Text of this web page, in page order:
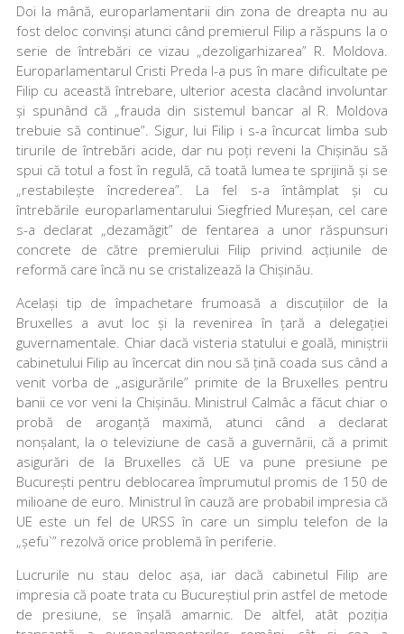
Doi la mână, europarlamentarii din zona de dreapta nu au
fost deloc convinși atunci când premierul Filip a răspuns la o
serie de întrebări ce vizau „dezoligarhizarea” R. Moldova.
Europarlamentarul Cristi Preda l-­a pus în mare dificultate pe
Filip cu această întrebare, ulterior acesta clacând involuntar
și spunând că „frauda din sistemul bancar al R. Moldova
trebuie să continue”. Sigur, lui Filip i s­-a încurcat limba sub
tirurile de întrebări acide, dar nu poți reveni la Chișinău să
spui că totul a fost în regulă, că toată lumea te sprijină și se
„restabilește încrederea”. La fel s-­a întâmplat și cu
întrebările europarlamentarului Siegfried Mureșan, cel care
s-­a declarat „dezamăgit” de fentarea a unor răspunsuri
concrete de către premierului Filip privind acțiunile de
reformă care încă nu se cristalizează la Chișinău.
Același tip de împachetare frumoasă a discuțiilor de la
Bruxelles a avut loc și la revenirea în țară a delegației
guvernamentale. Chiar dacă visteria statului e goală, miniștrii
cabinetului Filip au încercat din nou să țină coada sus când a
venit vorba de „asigurările” primite de la Bruxelles pentru
banii ce vor veni la Chișinău. Ministrul Calmâc a făcut chiar o
probă de aroganță maximă, atunci când a declarat
nonșalant, la o televiziune de casă a guvernării, că a primit
asigurări de la Bruxelles că UE va pune presiune pe
București pentru deblocarea împrumutul promis de 150 de
milioane de euro. Ministrul în cauză are probabil impresia că
UE este un fel de URSS în care un simplu telefon de la
„șefu`” rezolvă orice problemă în periferie.
Lucrurile nu stau deloc așa, iar dacă cabinetul Filip are
impresia că poate trata cu Bucureștiul prin astfel de metode
de presiune, se înșală amarnic. De altfel, atât poziția